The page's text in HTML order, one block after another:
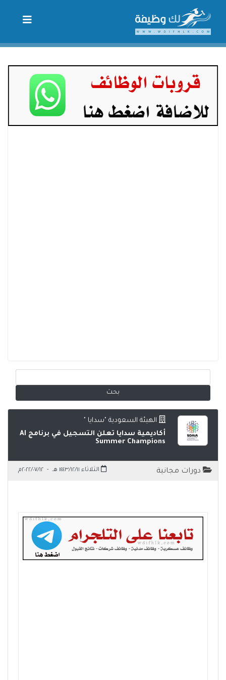
الهيئة السعودية "سدايا "
أكاديمية سدايا تعلن التسجيل في برنامج AI
Summer Champions
دورات مجانية الثلاثاء ١٤٤٣/١٢/١١ هـ - ٢٠٢٢/٠٧/١٢م